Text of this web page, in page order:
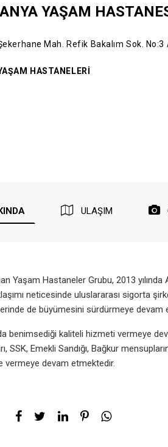
YAŞAM
Mah. Refik Bakalım Sok. No:3
HASTANELERİ
ULAŞIM
Hastaneler Grubu, 2013
neticesinde uluslararası
de büyümesini sürdürmeye devam
benimsediği kaliteli hizmeti vermeye
Emekli Sandığı, Bağkur
vermeye devam etmektedir.